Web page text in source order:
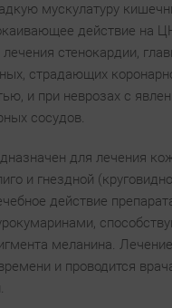
мускулатуру
действие на
стенокардии,
страдающих
и при неврозах с
сосудов.
для лечения
и гнездной
действие
меланина.
и проводится